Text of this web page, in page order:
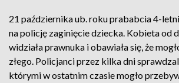
21 października ub. roku prababcia 4-
na policję zaginięcie dziecka. Kobieta od
widziała prawnuka i obawiała się, że
złego. Policjanci przez kilka dni
którymi w ostatnim czasie mogło